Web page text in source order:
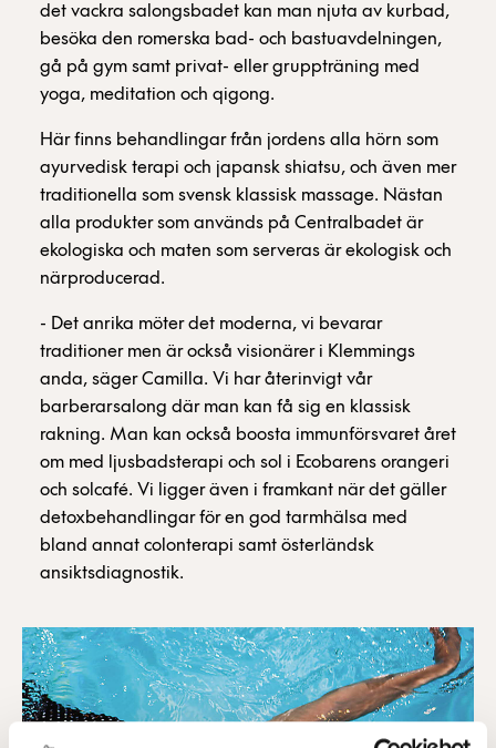
det vackra salongsbadet kan man njuta av kurbad,
besöka den romerska bad- och bastuavdelningen,
gå på gym samt privat- eller gruppträning med
yoga, meditation och qigong.
Här finns behandlingar från jordens alla hörn som
ayurvedisk terapi och japansk shiatsu, och även mer
traditionella som svensk klassisk massage. Nästan
alla produkter som används på Centralbadet är
ekologiska och maten som serveras är ekologisk och
närproducerad.
- Det anrika möter det moderna, vi bevarar
traditioner men är också visionärer i Klemmings
anda, säger Camilla. Vi har återinvigt vår
barberarsalong där man kan få sig en klassisk
rakning. Man kan också boosta immunförsvaret året
om med ljusbadsterapi och sol i Ecobarens orangeri
och solcafé. Vi ligger även i framkant när det gäller
detoxbehandlingar för en god tarmhälsa med
bland annat colonterapi samt österländsk
ansiktsdiagnostik.